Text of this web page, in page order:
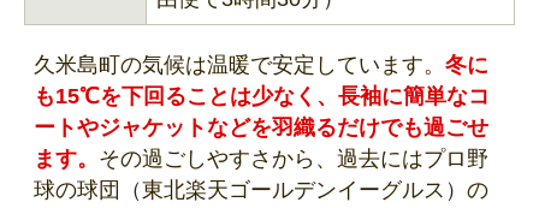
久米島町の気候は温暖で安定しています。 冬に
も15℃を下回ることは少なく、長袖に簡単なコ
ートやジャケットなどを羽織るだけでも過ごせ
ます。 その過ごしやすさから、過去にはプロ野
球の球団（東北楽天ゴールデンイーグルス）の